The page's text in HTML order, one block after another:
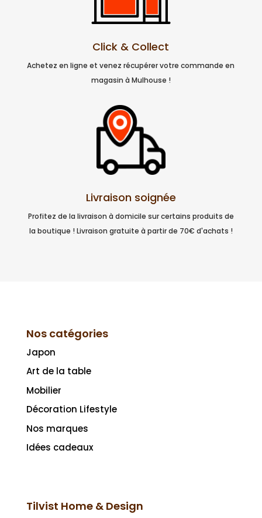
Click & Collect
Achetez en ligne et venez récupérer votre commande en
magasin à Mulhouse !
Livraison soignée
Profitez de la livraison à domicile sur certains produits de
la boutique ! Livraison gratuite à partir de 70€ d'achats !
Nos catégories
Japon
Art de la table
Mobilier
Décoration Lifestyle
Nos marques
Idées cadeaux
Tilvist Home & Design